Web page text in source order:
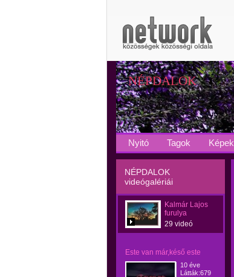
NÉPDALOK
Nyitó Tagok Képek
NÉPDALOK
videógalériái
Kalmár Lajos
furulya
29 videó
Este van már,késő este
10 éve
Látták:679